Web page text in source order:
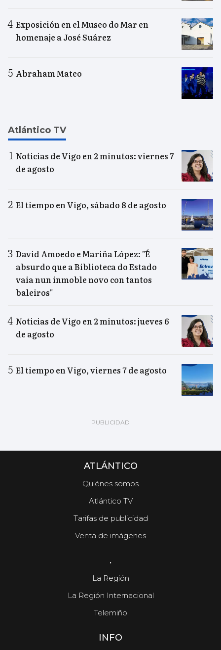
Exposición en el Museo do Mar en
homenaje a José Suárez
Abraham Mateo
Atlántico TV
Noticias de Vigo en 2 minutos: viernes 7
de agosto
El tiempo en Vigo, sábado 8 de agosto
David Amoedo e Mariña López: "É
absurdo que a Biblioteca do Estado
vaia nun inmoble novo con tantos
baleiros"
Noticias de Vigo en 2 minutos: jueves 6
de agosto
El tiempo en Vigo, viernes 7 de agosto
ATLÁNTICO
Quiénes somos
Atlántico TV
Tarifas de publicidad
Venta de imágenes
.
La Región
La Región Internacional
Telemiño
INFO